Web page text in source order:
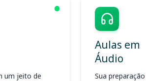
um jeito de
Aulas em
Áudio
Sua preparação